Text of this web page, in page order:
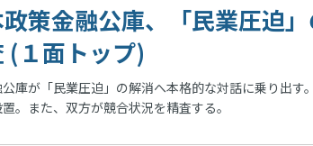
策金融公庫、「民業圧迫
(１面トップ)
庫が「民業圧迫」の解消へ本格的な対話に乗り出す
。また、双方が競合状況を精査する。